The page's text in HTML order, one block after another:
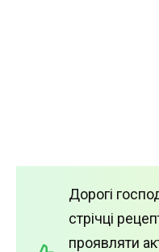
Дорогі
стрічці
проявляти